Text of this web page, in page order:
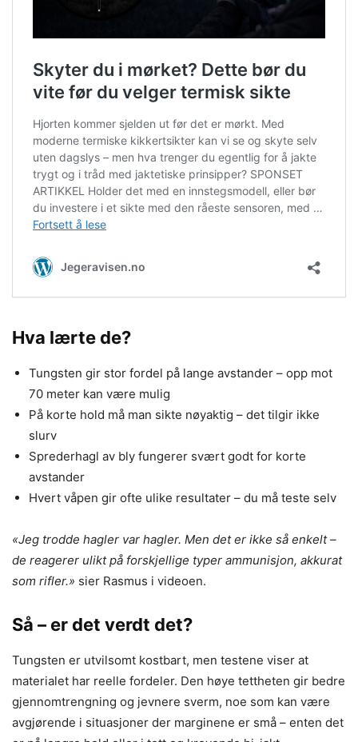
Hva lærte de?
Tungsten gir stor fordel på lange avstander – opp mot
70 meter kan være mulig
På korte hold må man sikte nøyaktig – det tilgir ikke
slurv
Sprederhagl av bly fungerer svært godt for korte
avstander
Hvert våpen gir ofte ulike resultater – du må teste selv
«Jeg trodde hagler var hagler. Men det er ikke så enkelt –
de reagerer ulikt på forskjellige typer ammunisjon, akkurat
som rifler.» sier Rasmus i videoen.
Så – er det verdt det?
Tungsten er utvilsomt kostbart, men testene viser at
materialet har reelle fordeler. Den høye tettheten gir bedre
gjennomtrengning og jevnere sverm, noe som kan være
avgjørende i situasjoner der marginene er små – enten det